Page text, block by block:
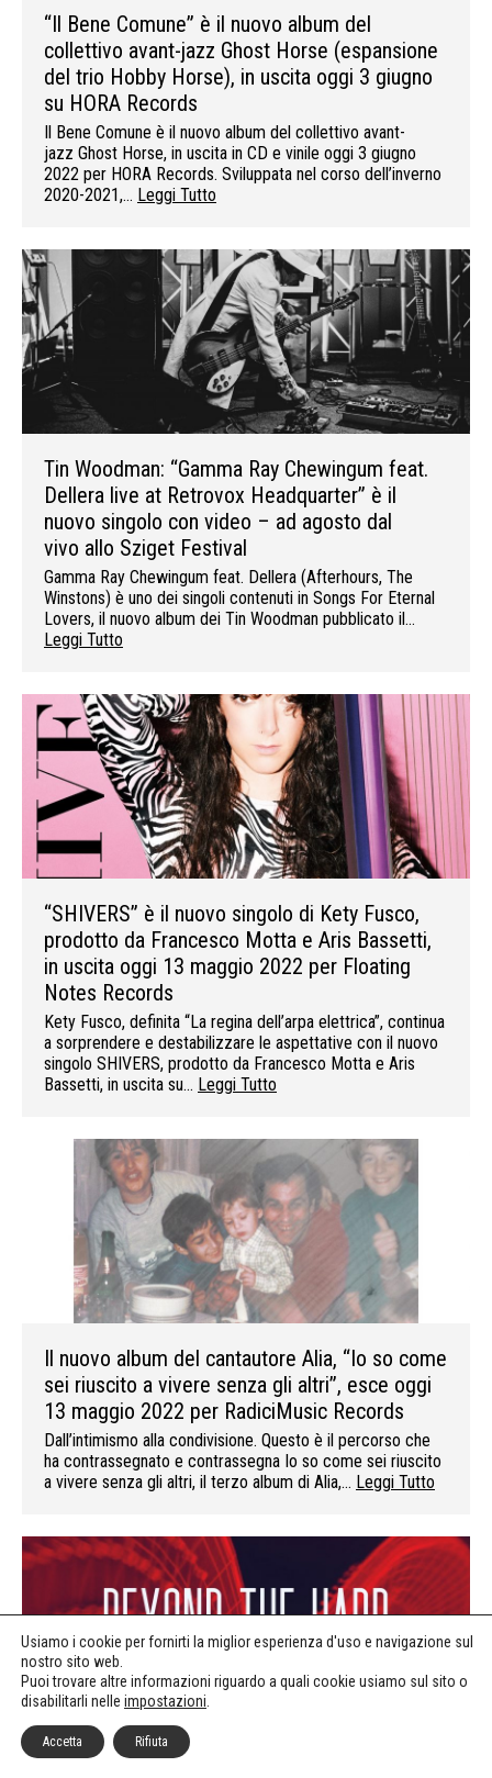
“Il Bene Comune” è il nuovo album del
collettivo avant-jazz Ghost Horse (espansione
del trio Hobby Horse), in uscita oggi 3 giugno
su HORA Records
Il Bene Comune è il nuovo album del collettivo avant-
jazz Ghost Horse, in uscita in CD e vinile oggi 3 giugno
2022 per HORA Records. Sviluppata nel corso dell’inverno
2020-2021,… Leggi Tutto
Tin Woodman: “Gamma Ray Chewingum feat.
Dellera live at Retrovox Headquarter” è il
nuovo singolo con video – ad agosto dal
vivo allo Sziget Festival
Gamma Ray Chewingum feat. Dellera (Afterhours, The
Winstons) è uno dei singoli contenuti in Songs For Eternal
Lovers, il nuovo album dei Tin Woodman pubblicato il…
Leggi Tutto
“SHIVERS” è il nuovo singolo di Kety Fusco,
prodotto da Francesco Motta e Aris Bassetti,
in uscita oggi 13 maggio 2022 per Floating
Notes Records
Kety Fusco, definita “La regina dell’arpa elettrica”, continua
a sorprendere e destabilizzare le aspettative con il nuovo
singolo SHIVERS, prodotto da Francesco Motta e Aris
Bassetti, in uscita su… Leggi Tutto
Il nuovo album del cantautore Alia, “Io so come
sei riuscito a vivere senza gli altri”, esce oggi
13 maggio 2022 per RadiciMusic Records
Dall’intimismo alla condivisione. Questo è il percorso che
ha contrassegnato e contrassegna Io so come sei riuscito
a vivere senza gli altri, il terzo album di Alia,… Leggi Tutto
La sound library dell’arpista Kety Fusco,
Usiamo i cookie per fornirti la miglior esperienza d'uso e navigazione sul
nostro sito web.
Puoi trovare altre informazioni riguardo a quali cookie usiamo sul sito o
disabilitarli nelle impostazioni
Accetta Rifiuta